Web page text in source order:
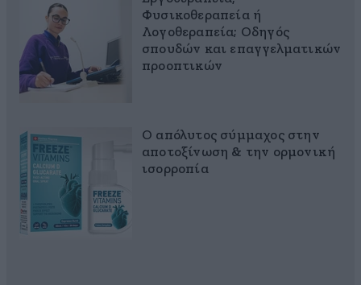
Φυσικοθεραπεία ή
Λογοθεραπεία; Οδηγός
σπουδών και επαγγελματικών
προοπτικών
Ο απόλυτος σύμμαχος στην
αποτοξίνωση & την ορμονική
ισορροπία